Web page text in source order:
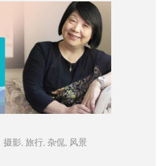
摄影 旅行 杂侃 风景